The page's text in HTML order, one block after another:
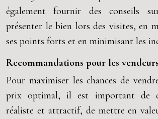
également fournir des conseils
présenter le bien lors des visites, en
ses points forts et en minimisant les
Recommandations pour les vendeurs
Pour maximiser les chances de
prix optimal, il est important de
réaliste et attractif, de mettre en